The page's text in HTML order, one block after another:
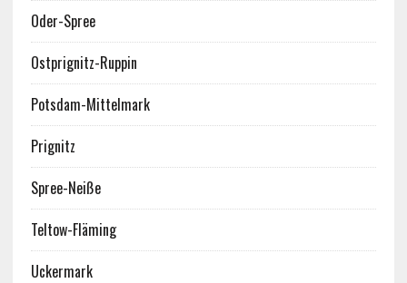
Oder-Spree
Ostprignitz-Ruppin
Potsdam-Mittelmark
Prignitz
Spree-Neiße
Teltow-Fläming
Uckermark